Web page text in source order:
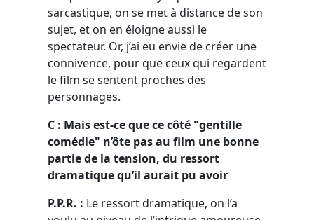
sarcastique, on se met à distance de son
sujet, et on en éloigne aussi le
spectateur. Or, j’ai eu envie de créer une
connivence, pour que ceux qui regardent
le film se sentent proches des
personnages.
C : Mais est-ce que ce côté "gentille
comédie" n’ôte pas au film une bonne
partie de la tension, du ressort
dramatique qu’il aurait pu avoir
P.P.R. : Le ressort dramatique, on l’a